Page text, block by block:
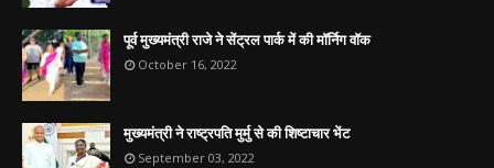
पूर्व मुख्यमंत्री राजे ने सेंट्रल पार्क में की मॉर्निग वॉक
October 16, 2022
मुख्यमंत्री ने राष्ट्रपति मुर्मु से की शिष्टाचार भेंट
September 03, 2022